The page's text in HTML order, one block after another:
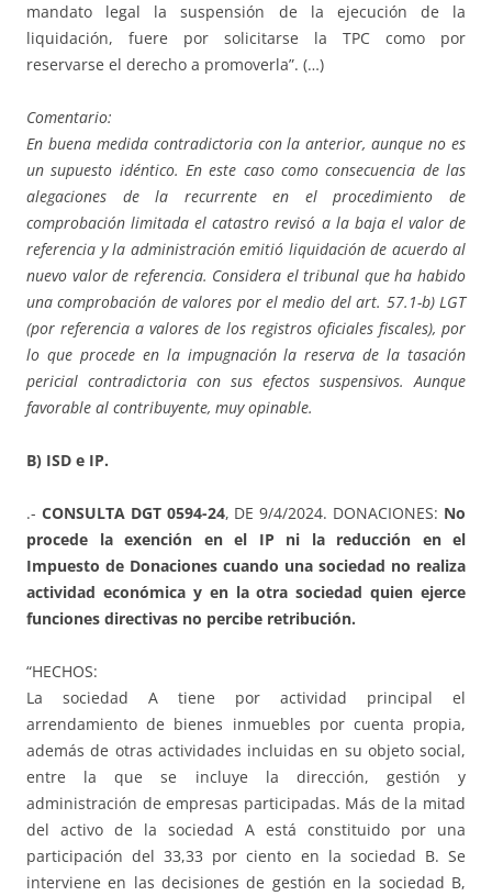
mandato legal la suspensión de la ejecución de la
liquidación, fuere por solicitarse la TPC como por
reservarse el derecho a promoverla”. (…)
Comentario:
En buena medida contradictoria con la anterior, aunque no es
un supuesto idéntico. En este caso como consecuencia de las
alegaciones de la recurrente en el procedimiento de
comprobación limitada el catastro revisó a la baja el valor de
referencia y la administración emitió liquidación de acuerdo al
nuevo valor de referencia. Considera el tribunal que ha habido
una comprobación de valores por el medio del art. 57.1-b) LGT
(por referencia a valores de los registros oficiales fiscales), por
lo que procede en la impugnación la reserva de la tasación
pericial contradictoria con sus efectos suspensivos. Aunque
favorable al contribuyente, muy opinable.
B) ISD e IP.
.- CONSULTA DGT 0594-24, DE 9/4/2024. DONACIONES: No
procede la exención en el IP ni la reducción en el
Impuesto de Donaciones cuando una sociedad no realiza
actividad económica y en la otra sociedad quien ejerce
funciones directivas no percibe retribución.
“HECHOS:
La sociedad A tiene por actividad principal el
arrendamiento de bienes inmuebles por cuenta propia,
además de otras actividades incluidas en su objeto social,
entre la que se incluye la dirección, gestión y
administración de empresas participadas. Más de la mitad
del activo de la sociedad A está constituido por una
participación del 33,33 por ciento en la sociedad B. Se
interviene en las decisiones de gestión en la sociedad B,